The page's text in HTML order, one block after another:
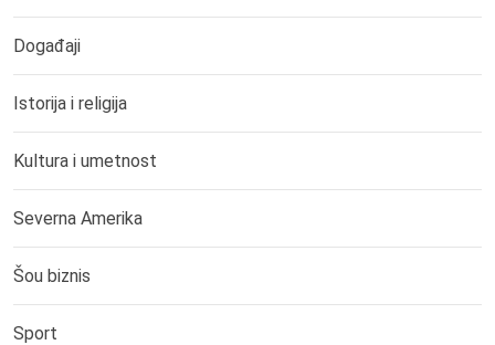
Događaji
Istorija i religija
Kultura i umetnost
Severna Amerika
Šou biznis
Sport